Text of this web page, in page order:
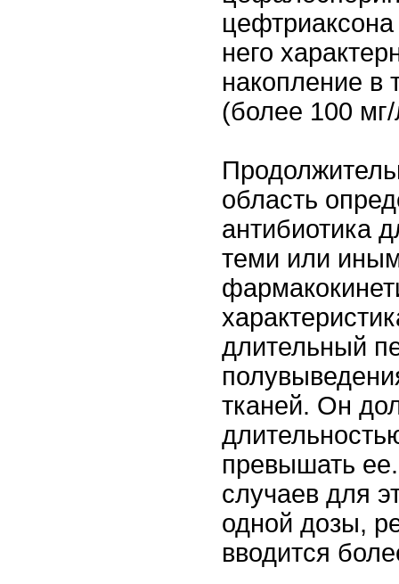
него
накопление в
(более 100
область
антибиотика
теми или
длительный
тканей. Он
превышать
случаев для
одной дозы,
вводится